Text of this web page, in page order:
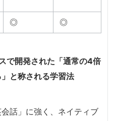
◎ ◎
で開発された「通常の4倍
と称される学習法
話」に強く、ネイティブ